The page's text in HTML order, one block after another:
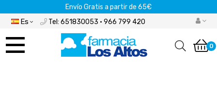
Envío Gratis a partir de 65€
Es Tel: 651830053 · 966 799 420
Navegación 0